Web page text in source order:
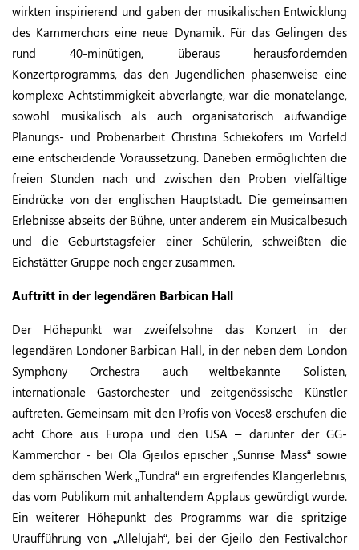
wirkten inspirierend und gaben der musikalischen Entwicklung
des Kammerchors eine neue Dynamik. Für das Gelingen des
rund 40-minütigen, überaus herausfordernden
Konzertprogramms, das den Jugendlichen phasenweise eine
komplexe Achtstimmigkeit abverlangte, war die monatelange,
sowohl musikalisch als auch organisatorisch aufwändige
Planungs- und Probenarbeit Christina Schiekofers im Vorfeld
eine entscheidende Voraussetzung. Daneben ermöglichten die
freien Stunden nach und zwischen den Proben vielfältige
Eindrücke von der englischen Hauptstadt. Die gemeinsamen
Erlebnisse abseits der Bühne, unter anderem ein Musicalbesuch
und die Geburtstagsfeier einer Schülerin, schweißten die
Eichstätter Gruppe noch enger zusammen.
Auftritt in der legendären Barbican Hall
Der Höhepunkt war zweifelsohne das Konzert in der
legendären Londoner Barbican Hall, in der neben dem London
Symphony Orchestra auch weltbekannte Solisten,
internationale Gastorchester und zeitgenössische Künstler
auftreten. Gemeinsam mit den Profis von Voces8 erschufen die
acht Chöre aus Europa und den USA – darunter der GG-
Kammerchor - bei Ola Gjeilos epischer „Sunrise Mass“ sowie
dem sphärischen Werk „Tundra“ ein ergreifendes Klangerlebnis,
das vom Publikum mit anhaltendem Applaus gewürdigt wurde.
Ein weiterer Höhepunkt des Programms war die spritzige
Uraufführung von „Allelujah“, bei der Gjeilo den Festivalchor